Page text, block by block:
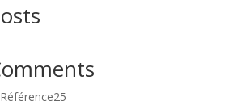
Référence25